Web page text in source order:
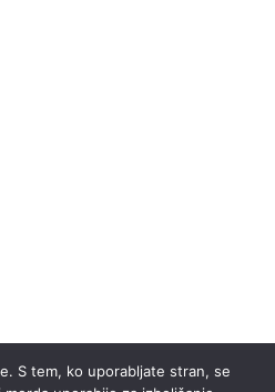
S tem, ko uporabljate stran, se